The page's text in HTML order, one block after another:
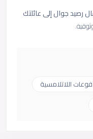
رصيد جوال إلى عائلتك
اللاتلامسية